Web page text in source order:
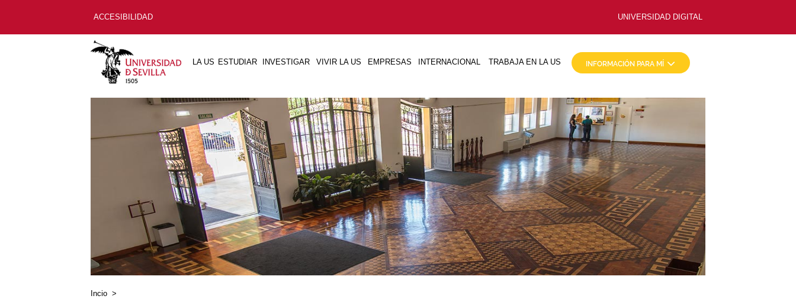
ACCESIBILIDAD UNIVERSIDAD DIGITAL
LA US ESTUDIAR INVESTIGAR VIVIR LA US EMPRESAS INTERNACIONAL TRABAJA EN LA US
Incio >